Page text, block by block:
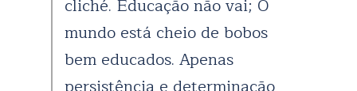
cliché. Educação não vai; O
mundo está cheio de bobos
bem educados. Apenas